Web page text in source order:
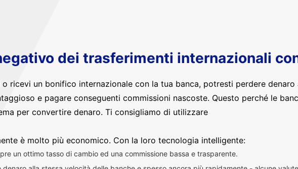
dei trasferimenti internazionali
o ricevi un bonifico internazionale con la tua banca, potresti perdere denaro
e pagare conseguenti commissioni nascoste. Questo perché le
per convertire denaro. Ti consigliamo di utilizzare
è molto più economico. Con la loro tecnologia intelligente:
un ottimo tasso di cambio ed una commissione bassa e trasparente.